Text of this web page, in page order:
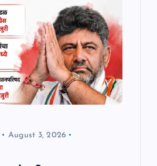
August 3, 2026